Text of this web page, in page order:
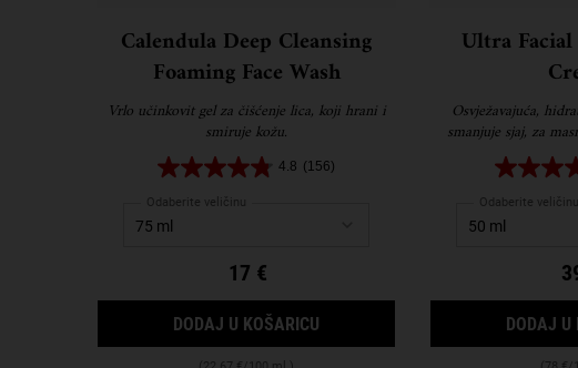
Calendula Deep Cleansing
Foaming Face Wash
Vrlo učinkovit gel za čišćenje lica, koji hrani i
smiruje kožu.
4.8 (156)
Odaberite veličinu
17 €
DODAJ U KOŠARICU CALENDULA DEEP CLEANSING
Ultra
Osvježavajuća,
smanjuje sjaj, za
Odaberite veličinu
DODAJ U